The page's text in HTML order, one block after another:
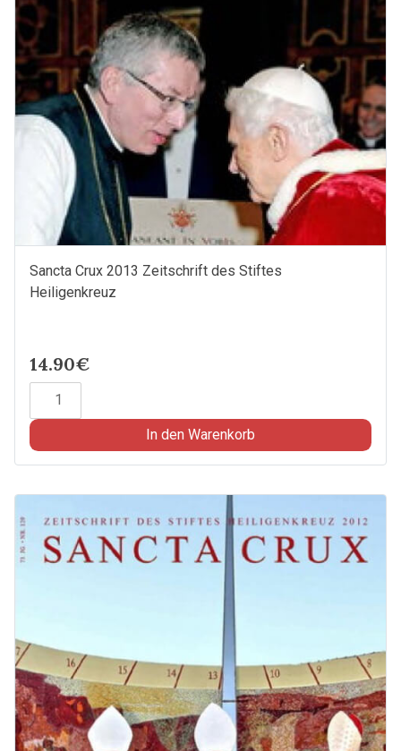
Sancta Crux 2013 Zeitschrift des Stiftes
Heiligenkreuz
14.90€
Sancta
Zeitschrift
Stiftes
Heiligenkreuz
Menge
In den Warenkorb